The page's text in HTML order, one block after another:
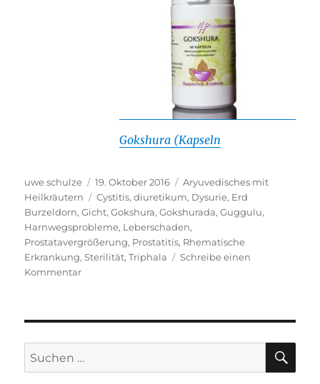
Gokshura (Kapseln
Autor
uwe schulze
Veröffentlicht
am
19. Oktober 2016 Kategorien
Aryuvedisches mit
Heilkräutern
Schlagwörter
Cystitis,diuretikum, Dysurie, Erd
Burzeldorn,Gicht,Gokshura,Gokshurada,Guggulu,
Harnwegsprobleme, Leberschaden,
Prostatavergrößerung, Prostatitis, Rhematische
Erkrankung,Sterilität,Triphala
Schreibe einen
Kommentarzu
Suchen
nach: